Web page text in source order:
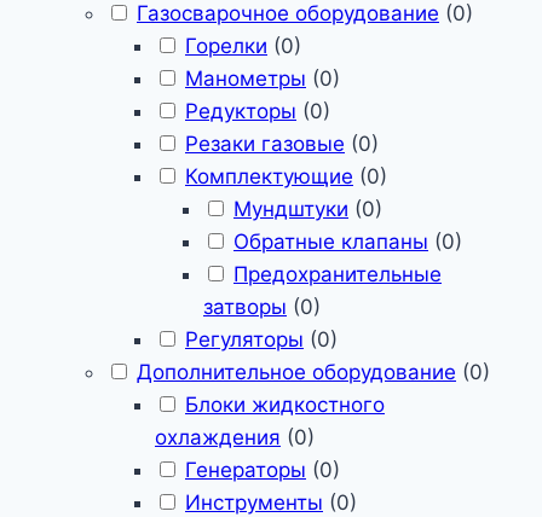
Газосварочное оборудование (0)
Горелки (0)
Манометры (0)
Редукторы (0)
Резаки газовые (0)
Комплектующие (0)
Мундштуки (0)
Обратные клапаны (0)
Предохранительные
затворы (0)
Регуляторы (0)
Дополнительное оборудование (0)
Блоки жидкостного
охлаждения (0)
Генераторы (0)
Инструменты (0)